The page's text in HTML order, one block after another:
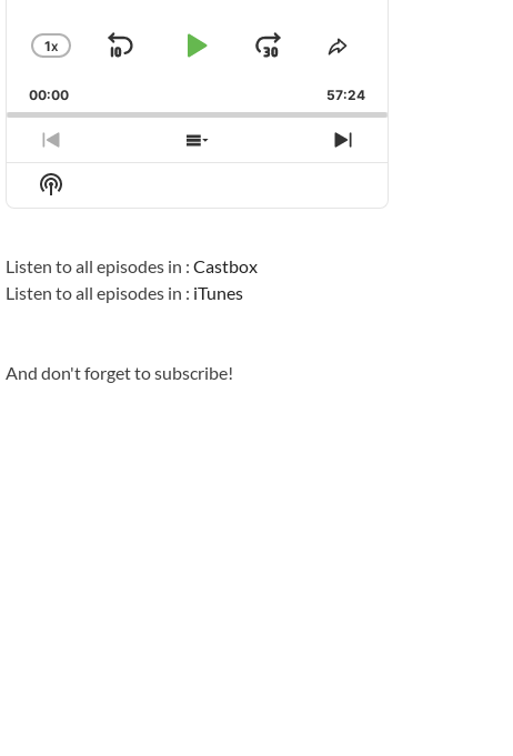
CHANGE
RATE
1X
SKIPPLAYJUMP
FORWARD
SHARE
EPISODE
00:00 57:24
PREVIOUS
EPISODE
SHOW
EPISODES
NEXT
EPISODE
Show
Podcast
Listen to all episodes in :Castbox
Listen to all episodes in : iTunes
And don't forget to subscribe!